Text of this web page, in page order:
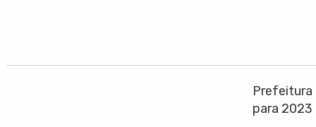
Prefeitura
para 2023